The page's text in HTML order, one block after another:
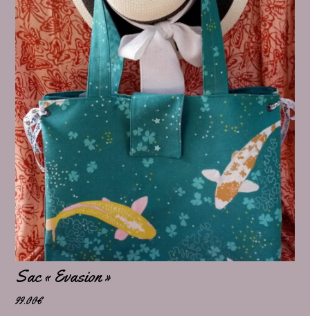
Sac « Evasion »
99.00€